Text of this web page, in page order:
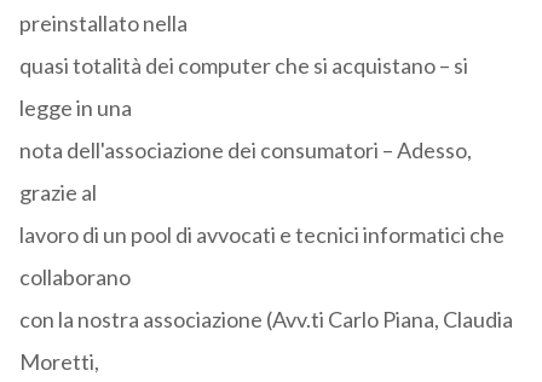
preinstallato nella
quasi totalità dei computer che si acquistano – si
legge in una
nota dell'associazione dei consumatori – Adesso,
grazie al
lavoro di un pool di avvocati e tecnici informatici che
collaborano
con la nostra associazione (Avv.ti Carlo Piana, Claudia
Moretti,